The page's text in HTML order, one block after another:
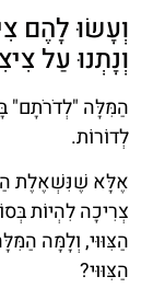
וְעָשׂוּ לָהֶם
וְנָתְנוּ עַל
הַמִּלָּה "לְדֹרֹתָם"
לְדוֹרוֹת.
אֶלָּא שֶׁנִּשְׁאֶלֶת
צְרִיכָה לִהְיוֹת
הַצִּוּוּי, וְלָמָּה
הַצִּוּוּי?